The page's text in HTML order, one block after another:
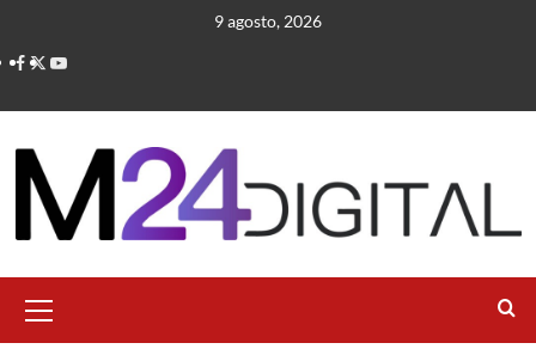
contenido
9 agosto, 2026
primario